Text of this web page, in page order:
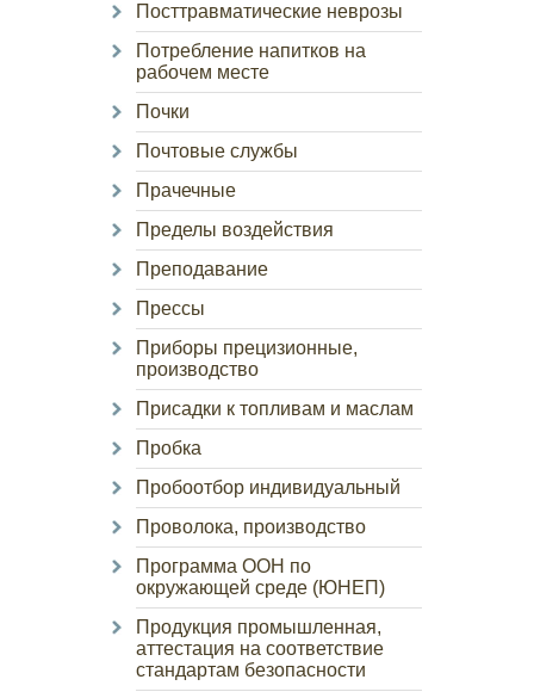
Посттравматические неврозы
Потребление напитков на
рабочем месте
Почки
Почтовые службы
Прачечные
Пределы воздействия
Преподавание
Прессы
Приборы прецизионные,
производство
Присадки к топливам и маслам
Пробка
Пробоотбор индивидуальный
Проволока, производство
Программа ООН по
окружающей среде (ЮНЕП)
Продукция промышленная,
аттестация на соответствие
стандартам безопасности